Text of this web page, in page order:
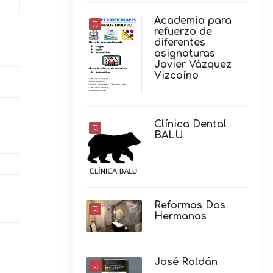
Academia para
refuerzo de
diferentes
asignaturas
Javier Vázquez
Vizcaíno
Clínica Dental
BALU
Reformas Dos
Hermanas
José Roldán